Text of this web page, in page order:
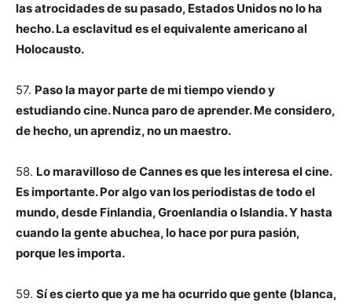
las atrocidades de su pasado, Estados Unidos no lo ha
hecho. La esclavitud es el equivalente americano al
Holocausto.
57. Paso la mayor parte de mi tiempo viendo y
estudiando cine. Nunca paro de aprender. Me considero,
de hecho, un aprendiz, no un maestro.
58. Lo maravilloso de Cannes es que les interesa el cine.
Es importante. Por algo van los periodistas de todo el
mundo, desde Finlandia, Groenlandia o Islandia. Y hasta
cuando la gente abuchea, lo hace por pura pasión,
porque les importa.
59. Sí es cierto que ya me ha ocurrido que gente (blanca,